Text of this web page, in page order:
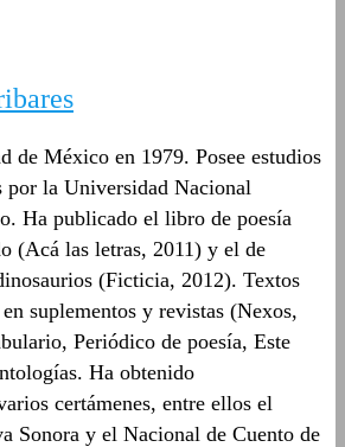
de México en 1979. Posee estudios
por la Universidad Nacional
Ha publicado el libro de poesía
(Acá las letras, 2011) y el de
(Ficticia, 2012). Textos
suplementos y revistas (Nexos,
Periódico de poesía, Este
Ha obtenido
certámenes, entre ellos el
Sonora y el Nacional de Cuento de